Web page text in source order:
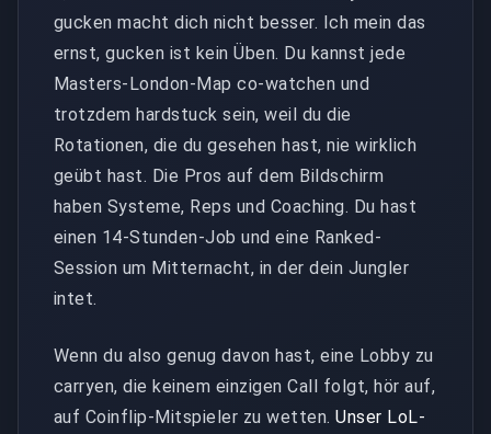
gucken macht dich nicht besser. Ich mein das
ernst, gucken ist kein Üben. Du kannst jede
Masters-London-Map co-watchen und
trotzdem hardstuck sein, weil du die
Rotationen, die du gesehen hast, nie wirklich
geübt hast. Die Pros auf dem Bildschirm
haben Systeme, Reps und Coaching. Du hast
einen 14-Stunden-Job und eine Ranked-
Session um Mitternacht, in der dein Jungler
intet.
Wenn du also genug davon hast, eine Lobby zu
carryen, die keinem einzigen Call folgt, hör auf,
auf Coinflip-Mitspieler zu wetten.Unser LoL-